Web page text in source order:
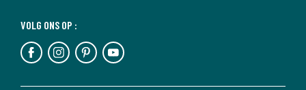
VOLG ONS OP :